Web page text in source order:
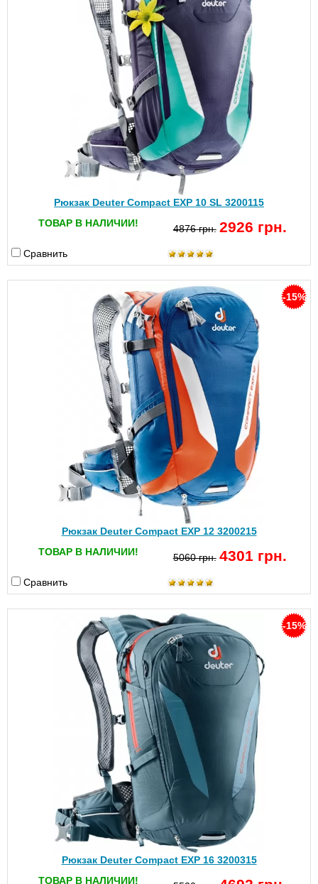
Рюкзак Deuter Compact EXP 10 SL 3200115
ТОВАР В НАЛИЧИИ!
4876 грн. 2926 грн.
Сравнить
-15%
Рюкзак Deuter Compact EXP 12 3200215
ТОВАР В НАЛИЧИИ!
5060 грн. 4301 грн.
Сравнить
-15%
Рюкзак Deuter Compact EXP 16 3200315
ТОВАР В НАЛИЧИИ!